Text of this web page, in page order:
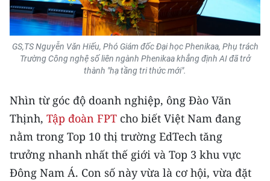
Chuyên trang Hà Nội
Chuyên trang TP. Hồ Chí Minh
CHUYÊN ĐỀ
VỀ BÁO NHÂN DÂN
THỜI NAY
GS,TS Nguyễn Văn Hiếu, Phó Giám đốc Đại học Phenikaa, Phụ trách
Trường Công nghệ số liên ngành Phenikaa khẳng định AI đã trở
thành "hạ tầng tri thức mới".
Nhìn từ góc độ doanh nghiệp, ông Đào Văn
Thịnh, Tập đoàn FPT cho biết Việt Nam đang
nằm trong Top 10 thị trường EdTech tăng
trưởng nhanh nhất thế giới và Top 3 khu vực
Đông Nam Á. Con số này vừa là cơ hội, vừa đặt